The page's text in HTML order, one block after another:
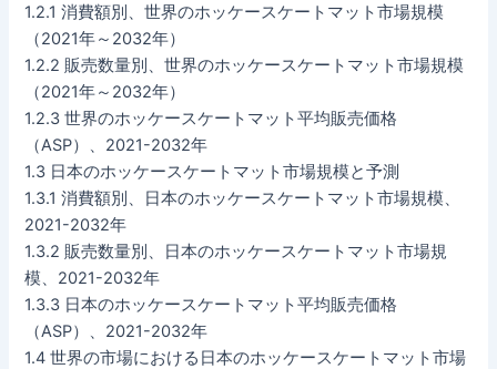
1.2.1 消費額別、世界のホッケースケートマット市場規模
（2021年～2032年）
1.2.2 販売数量別、世界のホッケースケートマット市場規模
（2021年～2032年）
1.2.3 世界のホッケースケートマット平均販売価格
（ASP）、2021-2032年
1.3 日本のホッケースケートマット市場規模と予測
1.3.1 消費額別、日本のホッケースケートマット市場規模、
2021-2032年
1.3.2 販売数量別、日本のホッケースケートマット市場規
模、2021-2032年
1.3.3 日本のホッケースケートマット平均販売価格
（ASP）、2021-2032年
1.4 世界の市場における日本のホッケースケートマット市場